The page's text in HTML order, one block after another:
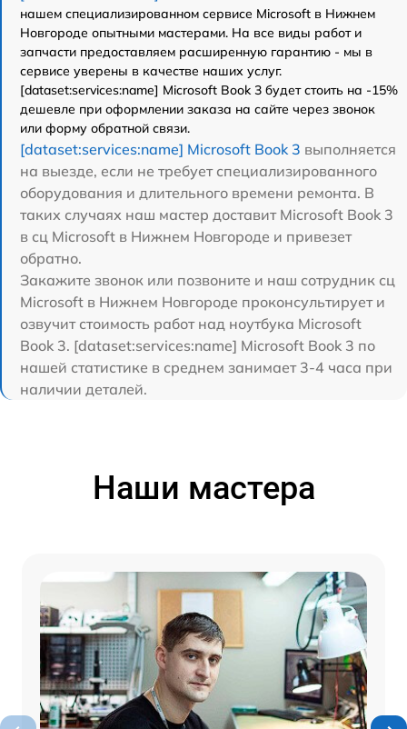
нашем специализированном сервисе Microsoft в Нижнем
Новгороде опытными мастерами. На все виды работ и
запчасти предоставляем расширенную гарантию - мы в
сервисе уверены в качестве наших услуг.
[dataset:services:name] Microsoft Book 3 будет стоить на -15%
дешевле при оформлении заказа на сайте через звонок
или форму обратной связи.
[dataset:services:name] Microsoft Book 3 выполняется
на выезде, если не требует специализированного
оборудования и длительного времени ремонта. В
таких случаях наш мастер доставит Microsoft Book 3
в сц Microsoft в Нижнем Новгороде и привезет
обратно.
Закажите звонок или позвоните и наш сотрудник сц
Microsoft в Нижнем Новгороде проконсультирует и
озвучит стоимость работ над ноутбука Microsoft
Book 3. [dataset:services:name] Microsoft Book 3 по
нашей статистике в среднем занимает 3-4 часа при
наличии деталей.
Наши мастера